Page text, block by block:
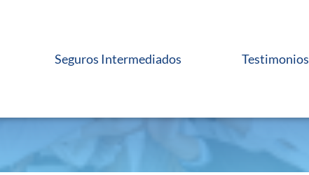
Seguros Intermediados Testimonios